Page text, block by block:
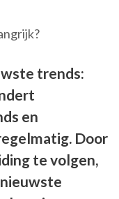
trends:
en
Door
te volgen,